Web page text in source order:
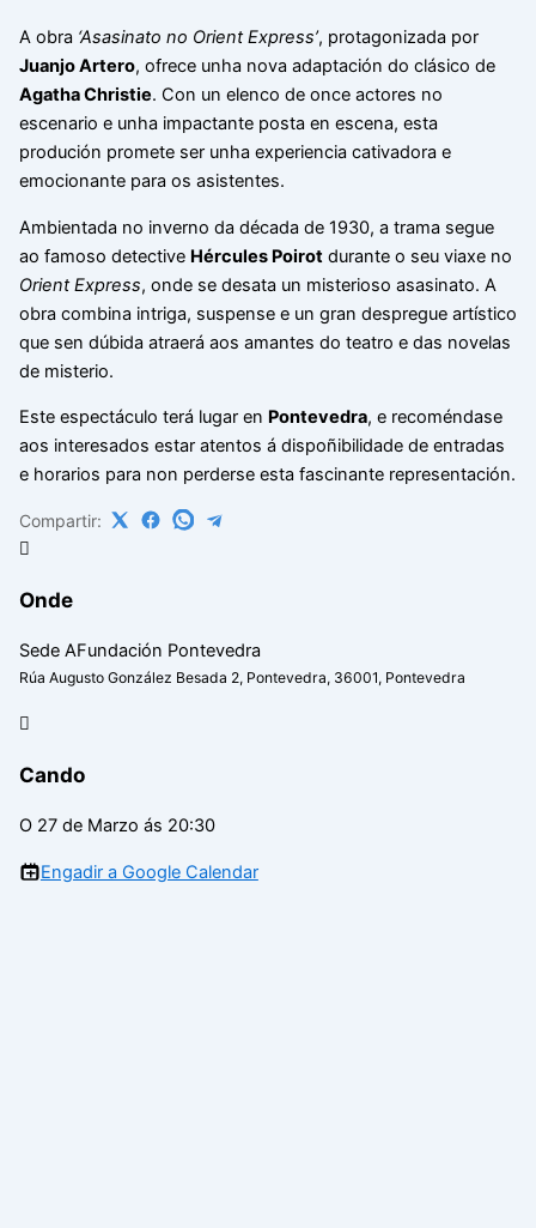
A obra ‘Asasinato no Orient Express’, protagonizada por
Juanjo Artero, ofrece unha nova adaptación do clásico de
Agatha Christie. Con un elenco de once actores no
escenario e unha impactante posta en escena, esta
produción promete ser unha experiencia cativadora e
emocionante para os asistentes.
Ambientada no inverno da década de 1930, a trama segue
ao famoso detective Hércules Poirotdurante o seu viaxe no
Orient Express, onde se desata un misterioso asasinato. A
obra combina intriga, suspense e un gran despregue artístico
que sen dúbida atraerá aos amantes do teatro e das novelas
de misterio.
Este espectáculo terá lugar en Pontevedra, e recoméndase
aos interesados estar atentos á dispoñibilidade de entradas
e horarios para non perderse esta fascinante representación.
Compartir:
Onde
Sede AFundación Pontevedra
Rúa Augusto González Besada 2, Pontevedra, 36001, Pontevedra
Cando
O 27 de Marzo ás 20:30
Engadir a Google Calendar